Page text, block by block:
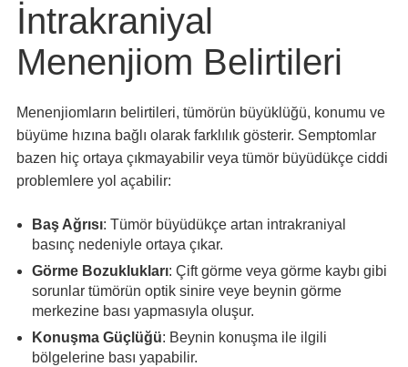
İntrakraniyal
Menenjiom Belirtileri
Menenjiomların belirtileri, tümörün büyüklüğü, konumu ve
büyüme hızına bağlı olarak farklılık gösterir. Semptomlar
bazen hiç ortaya çıkmayabilir veya tümör büyüdükçe ciddi
problemlere yol açabilir:
Baş Ağrısı: Tümör büyüdükçe artan intrakraniyal
basınç nedeniyle ortaya çıkar.
Görme Bozuklukları: Çift görme veya görme kaybı gibi
sorunlar tümörün optik sinire veye beynin görme
merkezine bası yapmasıyla oluşur.
Konuşma Güçlüğü: Beynin konuşma ile ilgili
bölgelerine bası yapabilir.